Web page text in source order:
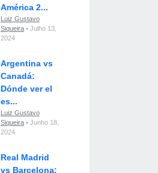
América 2...
Luiz Gustavo
Siqueira• Julho 13,
2024
Argentina vs
Canadá:
Dónde ver el
es...
Luiz Gustavo
Siqueira• Junho 18,
2024
Real Madrid
vs Barcelona: